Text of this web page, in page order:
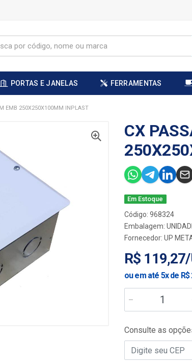
PORTAS E JANELAS FERRAMENTAS
EMB 250X250X100MM INPLAST
CX
Em Estoque
Código: 968324
Embalagem:
Fornecedor: UP
R$
ou em até 5x de R$
Consulte as